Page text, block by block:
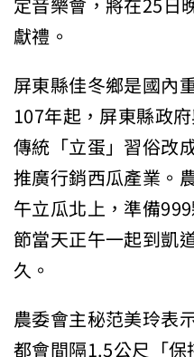
獻禮。
屏東縣佳冬鄉是國內
107年起，屏東縣政
傳統「立蛋」習俗改
推廣行銷西瓜產業。
午立瓜北上，準備
節當天正午一起到凱
久。
農委會主秘范美玲表